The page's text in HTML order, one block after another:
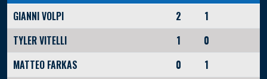
GIANNI VOLPI 2
1
TYLER VITELLI
1
0
MATTEO FARKAS
0
1